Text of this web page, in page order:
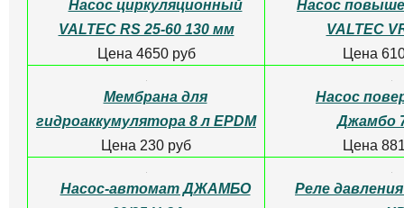
Насосная станция AQUAJET
102 М
Насосная
82